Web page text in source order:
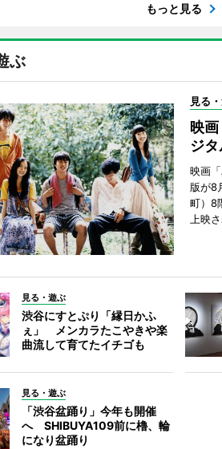
もっと見る
ぶ
見る
映
ジ
映画
版が8
町）8
上映
見る・遊ぶ
渋谷にすとぷり「縁日かふ
ぇ」 メンカラたこやきや楽
曲流して育てたイチゴも
見る・遊ぶ
「渋谷盆踊り」今年も開催
へ SHIBUYA109前に櫓、輪
になり盆踊り